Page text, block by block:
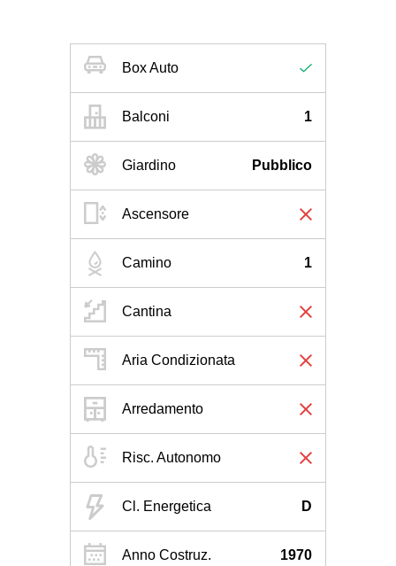
Box Auto
Balconi 1
Giardino Pubblico
Ascensore
Camino 1
Cantina
Aria Condizionata
Arredamento
Risc. Autonomo
Cl. Energetica D
Anno Costruz. 1970